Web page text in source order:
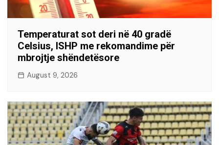
Temperaturat sot deri në 40 gradë
Celsius, ISHP me rekomandime për
mbrojtje shëndetësore
August 9, 2026